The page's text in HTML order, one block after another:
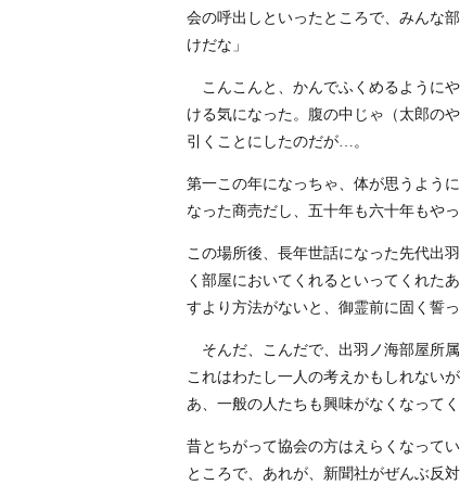
会の呼出しといったところで、みんな
けだな」
こんこんと、かんでふくめるように
ける気になった。腹の中じゃ（太郎の
引くことにしたのだが…。
第一この年になっちゃ、体が思うよう
なった商売だし、五十年も六十年もや
この場所後、長年世話になった先代出
く部屋においてくれるといってくれた
すより方法がないと、御霊前に固く誓っ
そんだ、こんだで、出羽ノ海部屋所
これはわたし一人の考えかもしれない
あ、一般の人たちも興味がなくなって
昔とちがって協会の方はえらくなって
ところで、あれが、新聞社がぜんぶ反